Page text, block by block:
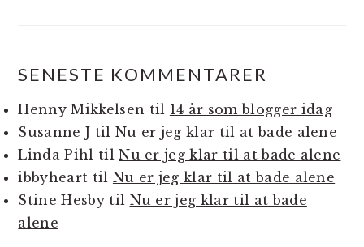
SENESTE KOMMENTARER
Henny Mikkelsen til 14 år som blogger idag
Susanne J til Nu er jeg klar til at bade alene
Linda Pihl tilNu er jeg klar til at bade alene
ibbyheart til Nu er jeg klar til at bade alene
Stine Hesbytil Nu er jeg klar til at bade
alene